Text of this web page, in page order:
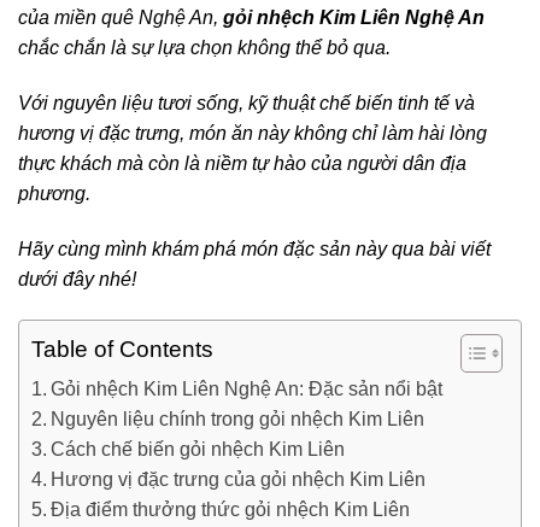
của miền quê Nghệ An, gỏi nhệch Kim Liên Nghệ An
chắc chắn là sự lựa chọn không thể bỏ qua.
Với nguyên liệu tươi sống, kỹ thuật chế biến tinh tế và
hương vị đặc trưng, món ăn này không chỉ làm hài lòng
thực khách mà còn là niềm tự hào của người dân địa
phương.
Hãy cùng mình khám phá món đặc sản này qua bài viết
dưới đây nhé!
Table of Contents
Gỏi nhệch Kim Liên Nghệ An: Đặc sản nổi bật
Nguyên liệu chính trong gỏi nhệch Kim Liên
Cách chế biến gỏi nhệch Kim Liên
Hương vị đặc trưng của gỏi nhệch Kim Liên
Địa điểm thưởng thức gỏi nhệch Kim Liên